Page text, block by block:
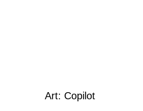
Art: Copilot